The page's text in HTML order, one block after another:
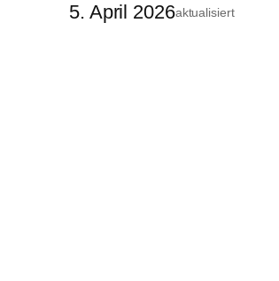
5. April 2026aktualisiert